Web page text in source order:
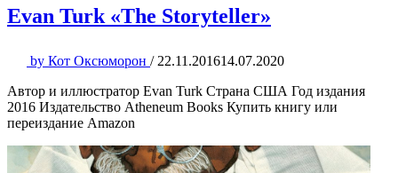
Evan Turk «The Storyteller»
by Кот Оксюморон / 22.11.201614.07.2020
Автор и иллюстратор Evan Turk Страна США Год издания
2016 Издательство Atheneum Books Купить книгу или
переиздание Amazon